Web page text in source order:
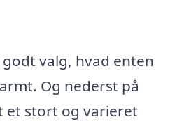
valg, hvad enten
Og nederst på
et stort og varieret